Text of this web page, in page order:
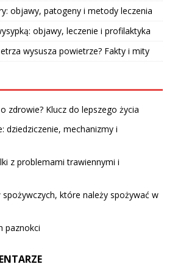
objawy, patogeny i metody leczenia
objawy, leczenie i profilaktyka
wysusza powietrze? Fakty i mity
zdrowie? Klucz do lepszego życia
dziedziczenie, mechanizmy i
z problemami trawiennymi i
które należy spożywać w
paznokci